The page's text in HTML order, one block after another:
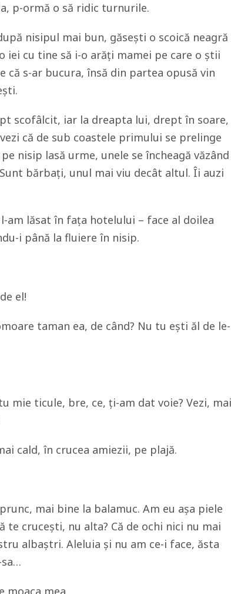
p-ormă o să ridic turnurile.
nisipul mai bun, găsești o scoică neagră
iei cu tine să i-o arăți mamei pe care o știi
că s-ar bucura, însă din partea opusă vin
scofâlcit, iar la dreapta lui, drept în soare,
că de sub coastele primului se prelinge
nisip lasă urme, unele se încheagă văzând
bărbați, unul mai viu decât altul. Îi auzi
am lăsat în fața hotelului – face al doilea
i până la fluiere în nisip.
el!
taman ea, de când? Nu tu ești ăl de le-
mie ticule, bre, ce, ți-am dat voie? Vezi, mai
cald, în crucea amiezii, pe plajă.
mai bine la balamuc. Am eu așa piele
te crucești, nu alta? Că de ochi nici nu mai
albaștri. Aleluia și nu am ce-i face, ăsta
mea.